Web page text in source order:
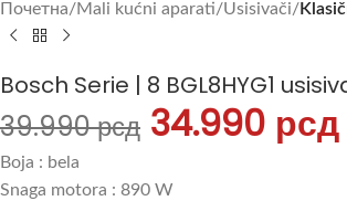
Почетна Mali kućni aparati Usisivači
Bosch Serie | 8 BGL8HYG1
39.990рсд 34.990 рсд
Boja : bela
Snaga motora : 890 W